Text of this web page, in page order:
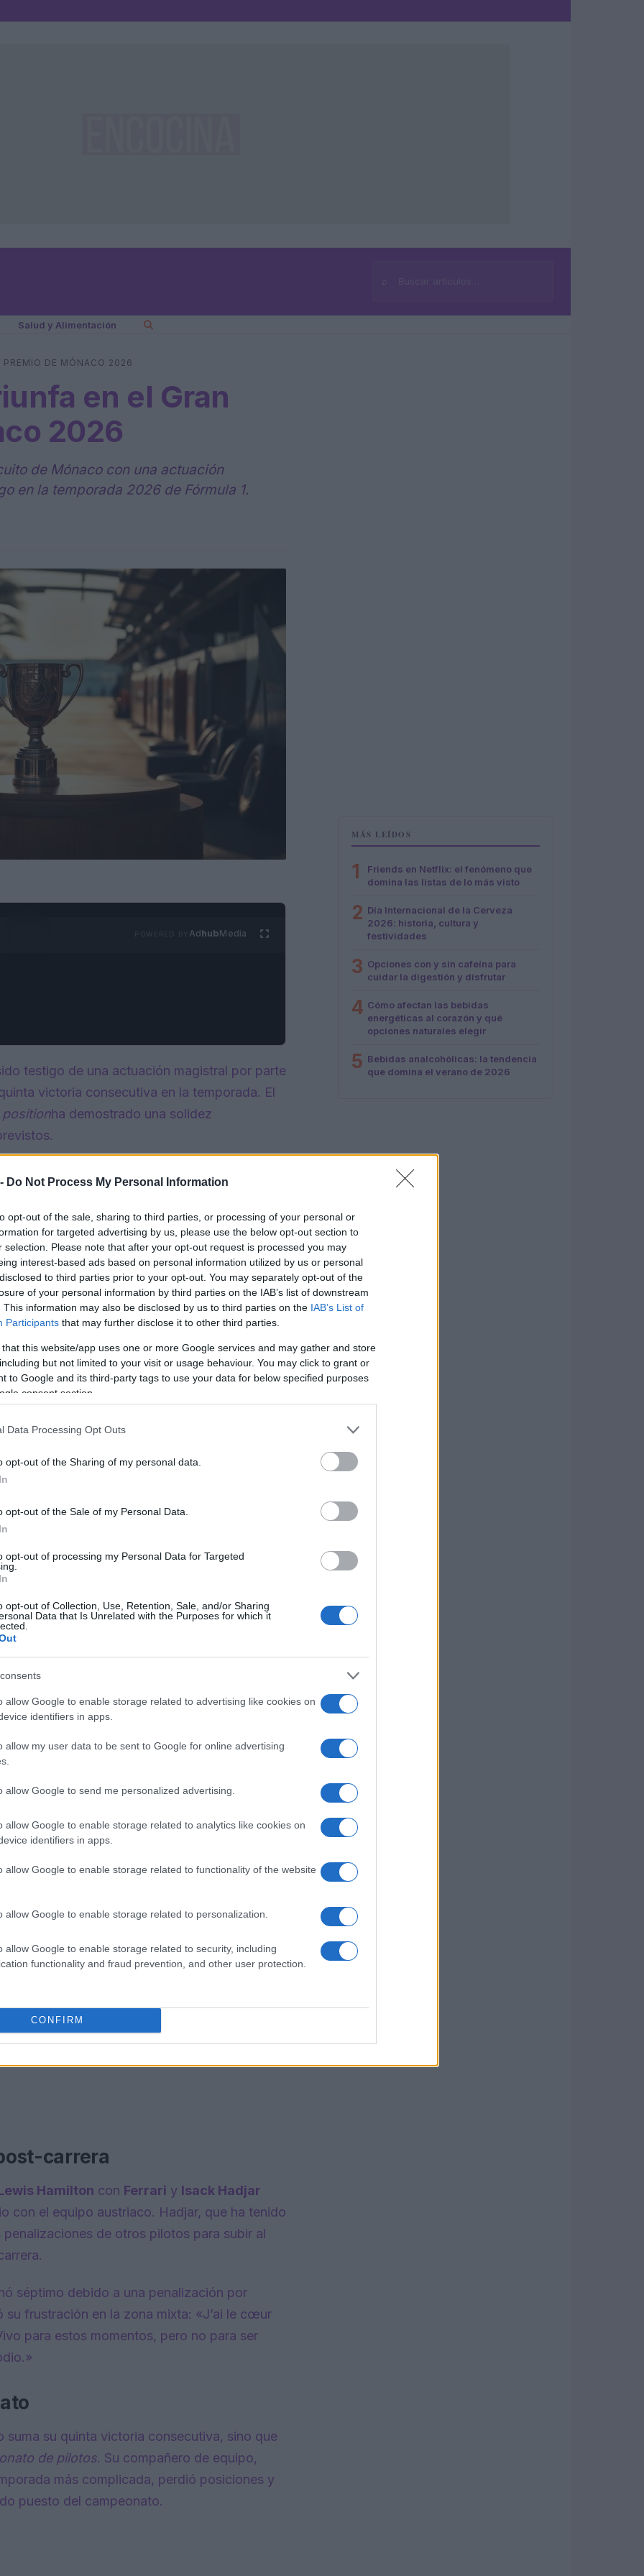
Do Not Process My Personal Information
opt-out of the sale, sharing to third parties, or processing of your personal or
for targeted advertising by us, please use the below opt-out section to
selection. Please note that after your opt-out request is processed you may
interest-based ads based on personal information utilized by us or personal
to third parties prior to your opt-out. You may separately opt-out of the
of your personal information by third parties on the IAB’s list of downstream
This information may also be disclosed by us to third parties on the IAB’s List of
Participants that may further disclose it to other third parties.
that this website/app uses one or more Google services and may gather and store
but not limited to your visit or usage behaviour. You may click to grant or
to Google and its third-party tags to use your data for below specified purposes
consent section.
Data Processing Opt Outs
opt-out of the Sharing of my personal data.
opt-out of the Sale of my Personal Data.
opt-out of processing my Personal Data for Targeted
opt-out of Collection, Use, Retention, Sale, and/or Sharing
Data that Is Unrelated with the Purposes for which it
allow Google to enable storage related to advertising like cookies on
identifiers in apps.
allow my user data to be sent to Google for online advertising
allow Google to send me personalized advertising.
allow Google to enable storage related to analytics like cookies on
identifiers in apps.
allow Google to enable storage related to functionality of the website
allow Google to enable storage related to personalization.
allow Google to enable storage related to security, including
functionality and fraud prevention, and other user protection.
CONFIRM
⌕Buscar
Salud y Alimentación
DE MÓNACO 2026
en el Gran
2026
de Mónaco con una actuación
en la temporada 2026 de Fórmula 1.
AdhubMedia
testigo de una actuación magistral por parte
victoria consecutiva en la temporada. El
positionha demostrado una solidez
imbatible, manteniendo el liderato con
de los numerosos incidentes que
pista de
y aprovechar cada oportunidad para
victoria impecable
startcaótico, dondeMax Verstappen
problema en la salida. Sin embargo, fue en
se volvió realmente emocionante. Las
de lasafety car
a cada situación con una frialdad
salida del
uno de sus puntos débiles en la temporada,
asegurando su liderato hasta la bandera a
dominio en la temporada, sino que también lo
en el circuito monégasco.
carrera
Hamilton con Ferrari y Isack Hadjar
con el equipo austriaco. Hadjar, que ha tenido
de otros pilotos para subir al
séptimo debido a una penalización por
su frustración en la zona mixta: «J’ai le cœur
para estos momentos, pero no para ser
su quinta victoria consecutiva, sino que
de pilotos. Su compañero de equipo,
más complicada, perdió posiciones y
puesto del campeonato.
MÁS LEÍDOS
1
Friends en Netflix: el fenómeno que
domina las listas de lo más visto
2 Día Internacional de la Cerveza
2026: historia, cultura y
festividades
3 Opciones con y sin cafeína para
cuidar la digestión y disfrutar
4 Cómo afectan las bebidas
energéticas al corazón y qué
opciones naturales elegir
5 Bebidas analcohólicas: la tendencia
que domina el verano de 2026